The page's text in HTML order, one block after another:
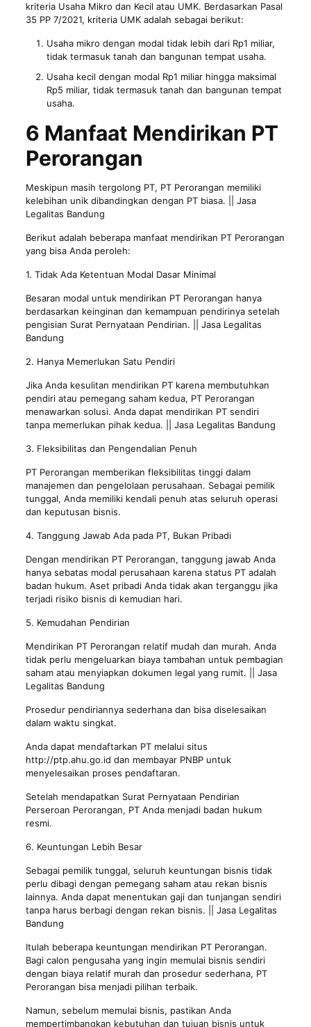
kriteria Usaha Mikro dan Kecil atau UMK. Berdasarkan Pasal
35 PP 7/2021, kriteria UMK adalah sebagai berikut:
Usaha mikro dengan modal tidak lebih dari Rp1 miliar,
tidak termasuk tanah dan bangunan tempat usaha.
Usaha kecil dengan modal Rp1 miliar hingga maksimal
Rp5 miliar, tidak termasuk tanah dan bangunan tempat
usaha.
6 Manfaat Mendirikan PT
Perorangan
Meskipun masih tergolong PT, PT Perorangan memiliki
kelebihan unik dibandingkan dengan PT biasa. || Jasa
Legalitas Bandung
Berikut adalah beberapa manfaat mendirikan PT Perorangan
yang bisa Anda peroleh:
1. Tidak Ada Ketentuan Modal Dasar Minimal
Besaran modal untuk mendirikan PT Perorangan hanya
berdasarkan keinginan dan kemampuan pendirinya setelah
pengisian Surat Pernyataan Pendirian. || Jasa Legalitas
Bandung
2. Hanya Memerlukan Satu Pendiri
Jika Anda kesulitan mendirikan PT karena membutuhkan
pendiri atau pemegang saham kedua, PT Perorangan
menawarkan solusi. Anda dapat mendirikan PT sendiri
tanpa memerlukan pihak kedua. || Jasa Legalitas Bandung
3. Fleksibilitas dan Pengendalian Penuh
PT Perorangan memberikan fleksibilitas tinggi dalam
manajemen dan pengelolaan perusahaan. Sebagai pemilik
tunggal, Anda memiliki kendali penuh atas seluruh operasi
dan keputusan bisnis.
4. Tanggung Jawab Ada pada PT, Bukan Pribadi
Dengan mendirikan PT Perorangan, tanggung jawab Anda
hanya sebatas modal perusahaan karena status PT adalah
badan hukum. Aset pribadi Anda tidak akan terganggu jika
terjadi risiko bisnis di kemudian hari.
5. Kemudahan Pendirian
Mendirikan PT Perorangan relatif mudah dan murah. Anda
tidak perlu mengeluarkan biaya tambahan untuk pembagian
saham atau menyiapkan dokumen legal yang rumit. || Jasa
Legalitas Bandung
Prosedur pendiriannya sederhana dan bisa diselesaikan
dalam waktu singkat.
Anda dapat mendaftarkan PT melalui situs
http://ptp.ahu.go.id dan membayar PNBP untuk
menyelesaikan proses pendaftaran.
Setelah mendapatkan Surat Pernyataan Pendirian
Perseroan Perorangan, PT Anda menjadi badan hukum
resmi.
6. Keuntungan Lebih Besar
Sebagai pemilik tunggal, seluruh keuntungan bisnis tidak
perlu dibagi dengan pemegang saham atau rekan bisnis
lainnya. Anda dapat menentukan gaji dan tunjangan sendiri
tanpa harus berbagi dengan rekan bisnis. || Jasa Legalitas
Bandung
Itulah beberapa keuntungan mendirikan PT Perorangan.
Bagi calon pengusaha yang ingin memulai bisnis sendiri
dengan biaya relatif murah dan prosedur sederhana, PT
Perorangan bisa menjadi pilihan terbaik.
Namun, sebelum memulai bisnis, pastikan Anda
mempertimbangkan kebutuhan dan tujuan bisnis untuk